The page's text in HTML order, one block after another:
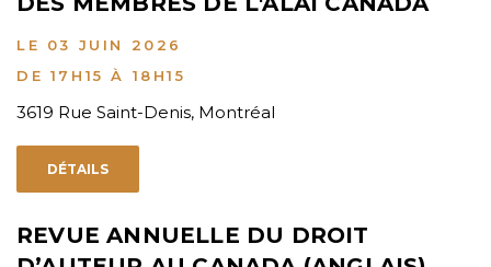
LE 03 JUIN 2026
DE 17H15 À 18H15
3619 Rue Saint-Denis, Montréal
DÉTAILS
REVUE ANNUELLE DU DROIT